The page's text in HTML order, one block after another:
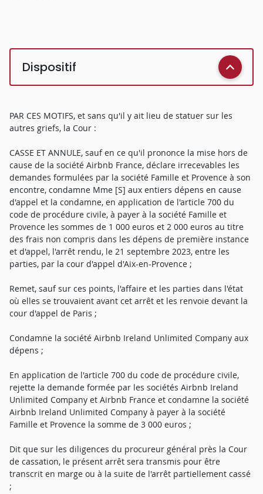
Dispositif
PAR CES MOTIFS, et sans qu'il y ait lieu de statuer sur les
autres griefs, la Cour :
CASSE ET ANNULE, sauf en ce qu'il prononce la mise hors de
cause de la société Airbnb France, déclare irrecevables les
demandes formulées par la société Famille et Provence à son
encontre, condamne Mme [S] aux entiers dépens en cause
d'appel et la condamne, en application de l'article 700 du
code de procédure civile, à payer à la société Famille et
Provence les sommes de 1 000 euros et 2 000 euros au titre
des frais non compris dans les dépens de première instance
et d'appel, l'arrêt rendu, le 21 septembre 2023, entre les
parties, par la cour d'appel d'Aix-en-Provence ;
Remet, sauf sur ces points, l'affaire et les parties dans l'état
où elles se trouvaient avant cet arrêt et les renvoie devant la
cour d'appel de Paris ;
Condamne la société Airbnb Ireland Unlimited Company aux
dépens ;
En application de l'article 700 du code de procédure civile,
rejette la demande formée par les sociétés Airbnb Ireland
Unlimited Company et Airbnb France et condamne la société
Airbnb Ireland Unlimited Company à payer à la société
Famille et Provence la somme de 3 000 euros ;
Dit que sur les diligences du procureur général près la Cour
de cassation, le présent arrêt sera transmis pour être
transcrit en marge ou à la suite de l'arrêt partiellement cassé
;